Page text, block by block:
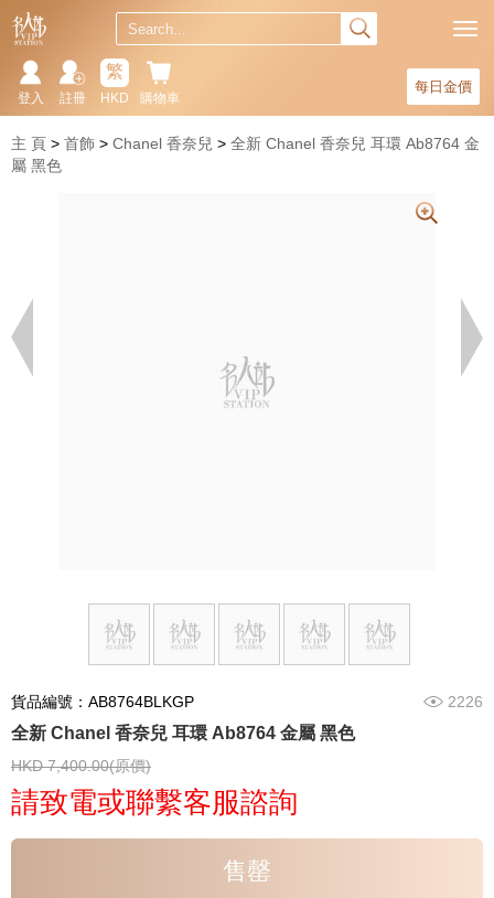
每日金價
購物車
繁
HKD
註冊
登入
主 頁 首飾 Chanel 香奈兒
全新 Chanel 香奈兒 耳環 Ab8764 金
屬 黑色
貨品編號：AB8764BLKGP 2226
全新 Chanel 香奈兒 耳環 Ab8764 金屬 黑色
HKD 7,400.00(原價)
請致電或聯繫客服諮詢
售罄